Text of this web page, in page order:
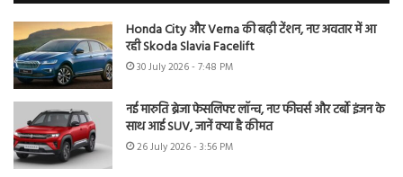
Honda City और Verna की बढ़ी टेंशन, नए अवतार में आ
रही Skoda Slavia Facelift
30 July 2026 - 7:48 PM
नई मारुति ब्रेजा फेसलिफ्ट लॉन्च, नए फीचर्स और टर्बो इंजन के
साथ आई SUV, जानें क्या है कीमत
26 July 2026 - 3:56 PM